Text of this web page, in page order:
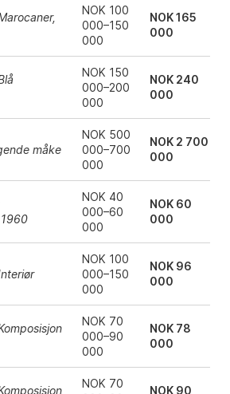
NOK 100
000–150
000
NOK 165
000
NOK 150
000–200
000
NOK 240
000
måke
NOK 500
000–700
000
NOK 2 700
000
NOK 40
000–60
000
NOK 60
000
NOK 100
000–150
000
NOK 96
000
NOK 70
000–90
000
NOK 78
000
NOK 70
NOK 90